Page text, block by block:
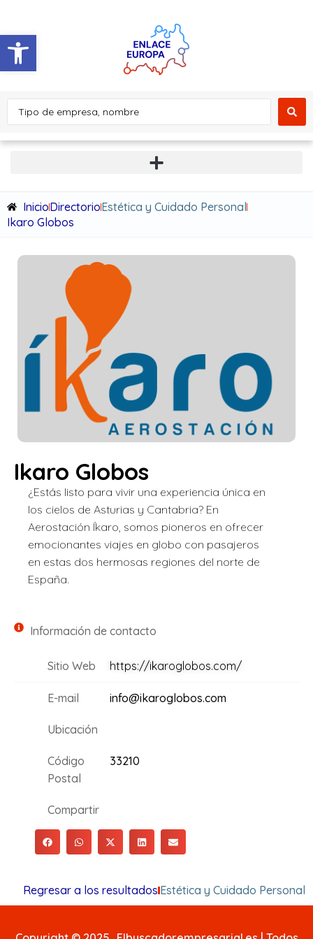
Abrir barra de herramientas
InicioDirectorioEstética y Cuidado Personal
Ikaro Globos
Ikaro Globos
¿Estás listo para vivir una experiencia única en
los cielos de Asturias y Cantabria? En
Aerostación Íkaro, somos pioneros en ofrecer
emocionantes viajes en globo con pasajeros
en estas dos hermosas regiones del norte de
España.
Información de contacto
Sitio Web https://ikaroglobos.com/
E-mail info@ikaroglobos.com
Ubicación
Código
Postal
33210
Compartir
Regresar a los resultadosEstética y Cuidado Personal